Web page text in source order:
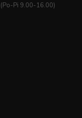
Pi 9.00-16.00)